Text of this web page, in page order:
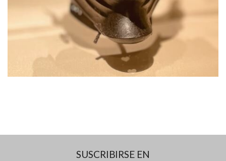
SUSCRIBIRSE EN